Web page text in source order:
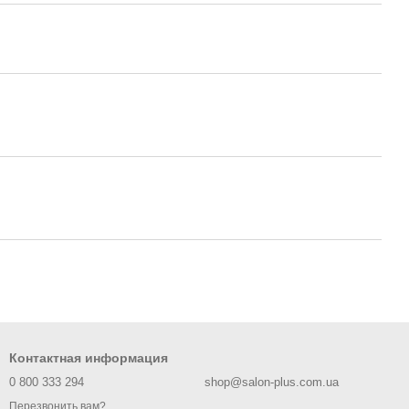
Контактная информация
0 800 333 294 shop@salon-plus.com.ua